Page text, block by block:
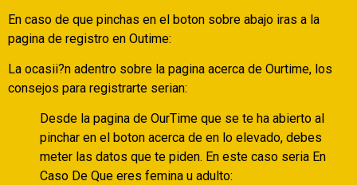
En caso de que pinchas en el boton sobre abajo iras a la
pagina de registro en Outime:
La ocasii?n adentro sobre la pagina acerca de Ourtime, los
consejos para registrarte serian:
Desde la pagina de OurTime que se te ha abierto al
pinchar en el boton acerca de en lo elevado, debes
meter las datos que te piden. En este caso seria En
Caso De Que eres femina u adulto: